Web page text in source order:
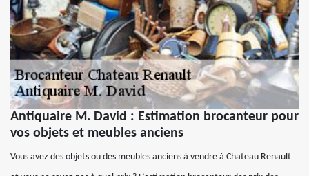
Antiquaire M. David : Estimation brocanteur pour
vos objets et meubles anciens
Vous avez des objets ou des meubles anciens à vendre à Chateau Renault